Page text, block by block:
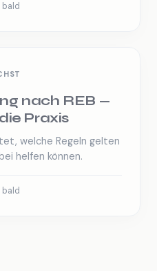
bald
nach REB —
Praxis
welche Regeln gelten
helfen können.
bald